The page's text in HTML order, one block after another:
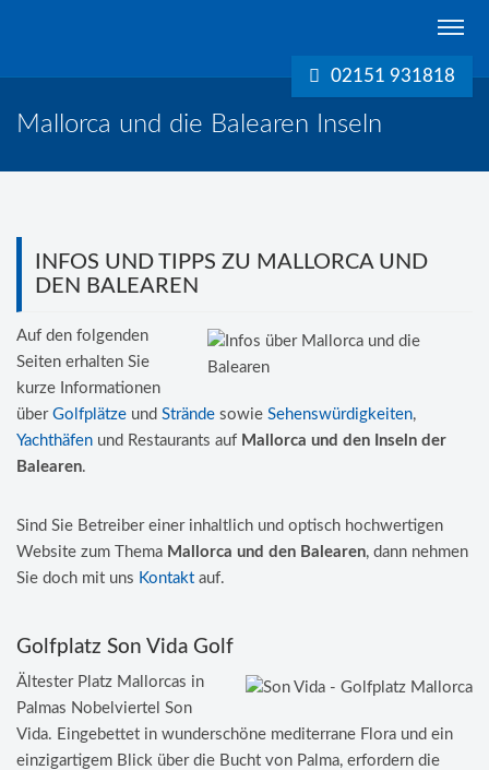
02151 931818
Mallorca und die Balearen Inseln
INFOS UND TIPPS ZU MALLORCA UND
DEN BALEAREN
Auf den folgenden
Seiten erhalten Sie
kurze Informationen
über Golfplätze und Strände sowie Sehenswürdigkeiten,
Yachthäfen und Restaurants auf Mallorca und den Inseln der
Balearen.
Sind Sie Betreiber einer inhaltlich und optisch hochwertigen
Website zum Thema Mallorca und den Balearen, dann nehmen
Sie doch mit uns Kontakt auf.
Golfplatz Son Vida Golf
Ältester Platz Mallorcas in
Palmas Nobelviertel Son
Vida. Eingebettet in wunderschöne mediterrane Flora und ein
einzigartigem Blick über die Bucht von Palma, erfordern die